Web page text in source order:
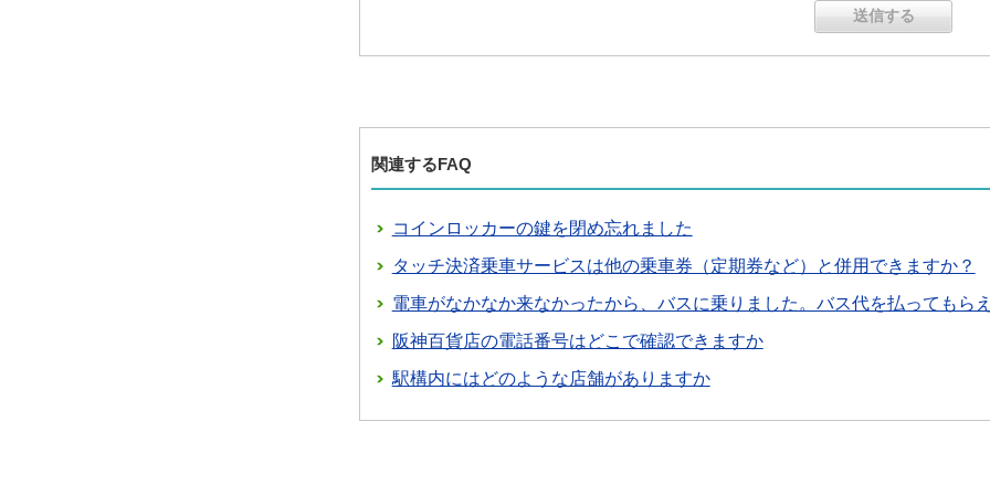
関連するFAQ
コインロッカーの鍵を閉め忘れました
タッチ決済乗車サービスは他の乗車券（定期券など）と併用できますか？
電車がなかなか来なかったから、バスに乗りました。バス代を払ってもら
阪神百貨店の電話番号はどこで確認できますか
駅構内にはどのような店舗がありますか